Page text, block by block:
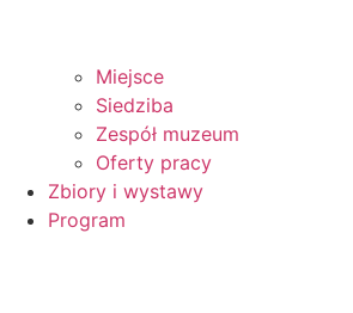
Miejsce
Siedziba
Zespół muzeum
Oferty pracy
Zbiory i wystawy
Program